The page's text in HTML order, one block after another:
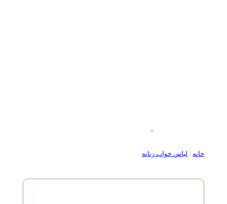
لباس خواب زنانه